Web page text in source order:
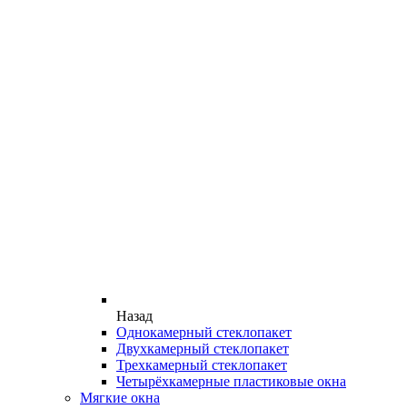
Назад
Однокамерный стеклопакет
Двухкамерный стеклопакет
Трехкамерный стеклопакет
Четырёхкамерные пластиковые окна
Мягкие окна